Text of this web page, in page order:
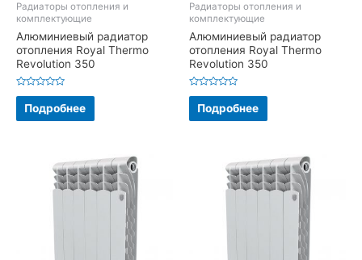
Радиаторы отопления и
комплектующие
Алюминиевый радиатор
отопления Royal Thermo
Revolution 350
Оценка
5
Подробнее
Радиаторы отопления и
комплектующие
Алюминиевый радиатор
отопления Royal Thermo
Revolution 350
Оценка
5
Подробнее